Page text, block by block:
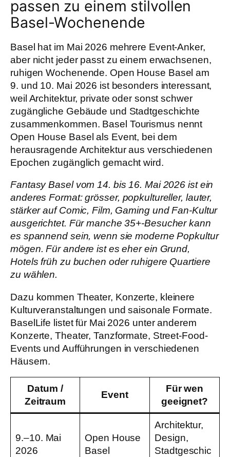
passen zu einem stilvollen
Basel-Wochenende
Basel hat im Mai 2026 mehrere Event-Anker,
aber nicht jeder passt zu einem erwachsenen,
ruhigen Wochenende. Open House Basel am
9. und 10. Mai 2026 ist besonders interessant,
weil Architektur, private oder sonst schwer
zugängliche Gebäude und Stadtgeschichte
zusammenkommen. Basel Tourismus nennt
Open House Basel als Event, bei dem
herausragende Architektur aus verschiedenen
Epochen zugänglich gemacht wird.
Fantasy Basel vom 14. bis 16. Mai 2026 ist ein
anderes Format:grösser, popkultureller, lauter,
stärker auf Comic, Film, Gaming und Fan-Kultur
ausgerichtet. Für manche 35+-Besucher kann
es spannend sein, wenn sie moderne Popkultur
mögen. Für andere ist es eher ein Grund,
Hotels früh zu buchen oder ruhigere Quartiere
zu wählen.
Dazu kommen Theater, Konzerte, kleinere
Kulturveranstaltungen und saisonale Formate.
BaselLife listet für Mai 2026 unter anderem
Konzerte, Theater, Tanzformate, Street-Food-
Events und Aufführungen in verschiedenen
Häusern.
Datum /
Zeitraum
Event
Für wen
geeignet?
9.–10. Mai
2026
Open House
Basel
Architektur,
Design,
Stadtgeschic